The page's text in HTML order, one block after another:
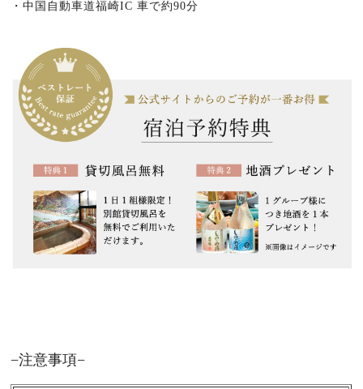
・中国自動車道福崎IC 車で約90分
−注意事項−